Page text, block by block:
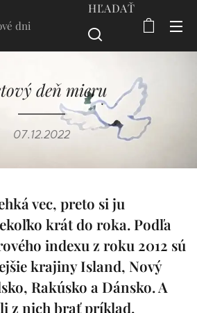
dni
HĽADAŤ
deň mieru
07.12.2022
vec, preto si ju
krát do roka. Podľa
indexu z roku 2012 sú
krajiny Island, Nový
Rakúsko a Dánsko. A
z nich brať príklad.